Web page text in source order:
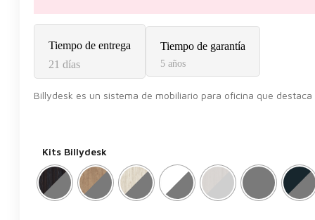
Tiempo de entrega
21 días
Tiempo de garantía
5 años
Billydesk es un sistema de mobiliario para oficina que
Kits Billydesk